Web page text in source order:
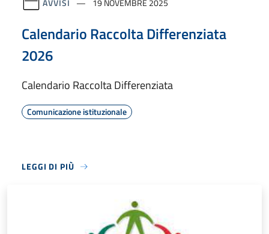
Calendario Raccolta Differenziata
2026
Calendario Raccolta Differenziata
Comunicazione istituzionale
LEGGI DI PIÙ